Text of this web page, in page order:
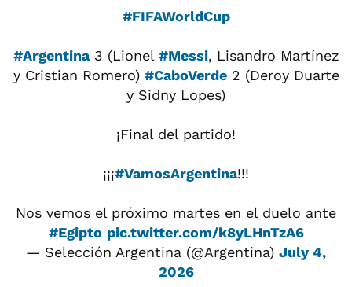
#FIFAWorldCup
#Argentina3 (Lionel #Messi, Lisandro Martínez
y Cristian Romero) #CaboVerde2 (Deroy Duarte
y Sidny Lopes)
¡Final del partido!
¡¡¡#VamosArgentina!!!
Nos vemos el próximo martes en el duelo ante
#Egipto pic.twitter.com/k8yLHnTzA6
— Selección Argentina (@Argentina) July 4,
2026